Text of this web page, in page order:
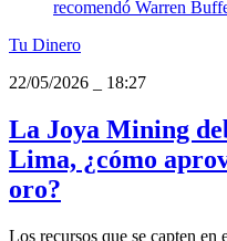
Tu Dinero
22/05/2026
18:27
La Joya Mining
Lima, ¿cómo
oro?
Los recursos que se capten en